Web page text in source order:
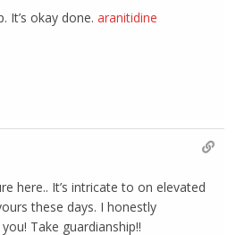
It’s okay done.aranitidine
here.. It’s intricate to on elevated
these days. I honestly
Take guardianship!!